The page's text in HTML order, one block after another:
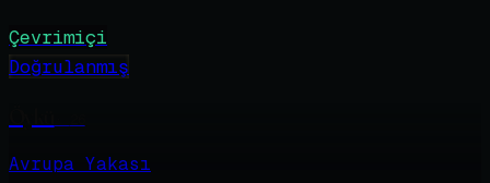
Çevrimiçi
Doğrulanmış
Avrupa Yakası